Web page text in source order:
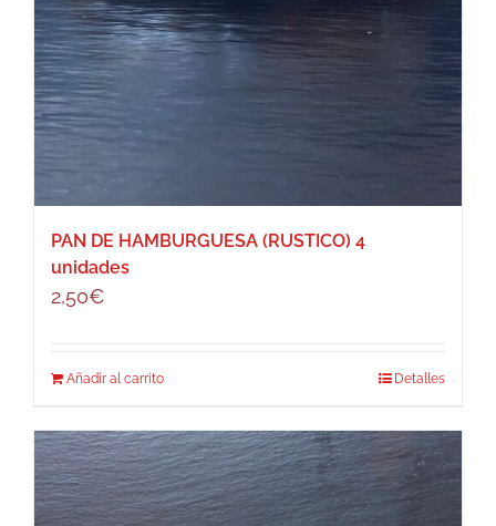
PAN DE HAMBURGUESA (RUSTICO) 4
unidades
2,50€
Añadir al carrito Detalles